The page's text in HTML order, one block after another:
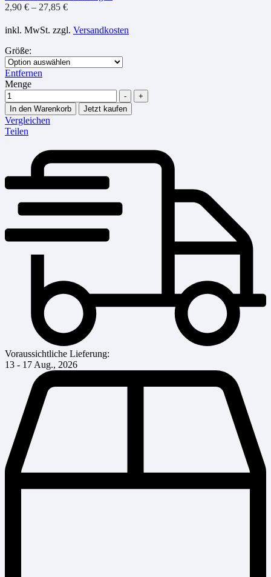
2,90 € – 27,85 €
inkl. MwSt. zzgl. Versandkosten
Größe:
Entfernen
Menge
-
+
In den Warenkorb
Jetzt kaufen
Vergleichen
Teilen
Voraussichtliche Lieferung:
13 - 17 Aug., 2026